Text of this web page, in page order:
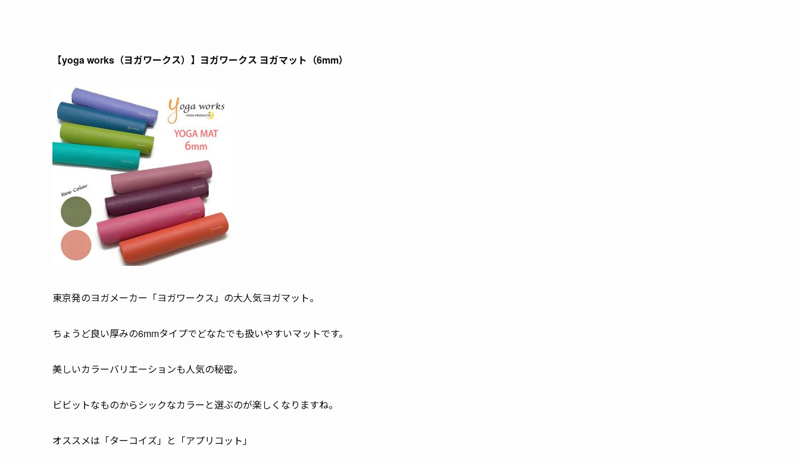
【yoga works（ヨガワークス）】ヨガワークス ヨガマット（6mm）
東京発のヨガメーカー「ヨガワークス」の大人気ヨガマット。
ちょうど良い厚みの6mmタイプでどなたでも扱いやすいマットです。
美しいカラーバリエーションも人気の秘密。
ビビットなものからシックなカラーと選ぶのが楽しくなりますね。
オススメは「ターコイズ」と「アプリコット」